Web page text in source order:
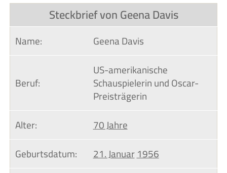
Steckbrief von Geena Davis
Name: Geena Davis
Beruf:
US-amerikanische
Schauspielerin und Oscar-
Preisträgerin
Alter:
70 Jahre
Geburtsdatum:
21. Januar1956